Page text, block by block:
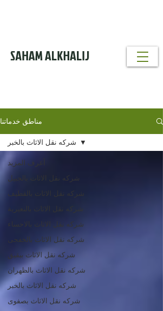
SAHAM ALKHALIJ
مناطق خدماتنا
أعرف المزيد
شركه نقل الاثاث بالجبيل
شركه نقل الاثاث بالقطيف
شركه نقل الاثاث بالنعيرية
شركه نقل الاثاث بالاحساء
شركه نقل الاثاث بالخفجى
شركه نقل الاثاث ببقيق
شركه نقل الاثاث بالظهران
شركه نقل الاثاث بالخبر
شركه نقل الاثاث بصفوى
شركه نقل الاثاث بالخبر